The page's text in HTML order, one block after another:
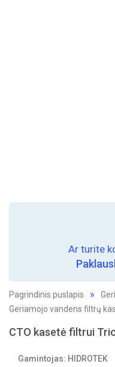
Ar turite
Pagrindinis puslapis
Geriamojo vandens filtrų
CTO kasetė filtrui
Gamintojas: HIDROTEK